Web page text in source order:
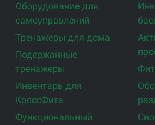
Оборудование для
самоуправлений
Тренажеры для дома
Подержанные
тренажеры
Инвентарь для
КроссФита
Функциональный